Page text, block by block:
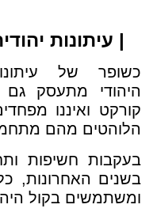
| עיתונות
כשופר של
היהודי מתעסק גם
קורקט ואיננו
הלוהטים מהם
בעקבות חשיפות
בשנים האחרונות,
ומשתמשים בקול